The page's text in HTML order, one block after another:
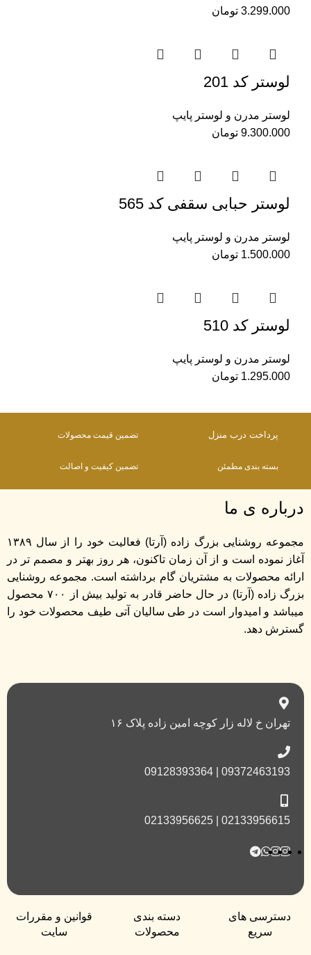
3.299.000 تومان
لوستر کد 201
لوستر مدرن و لوستر پایپ
9.300.000 تومان
لوستر حبابی سقفی کد 565
لوستر مدرن و لوستر پایپ
1.500.000 تومان
لوستر کد 510
لوستر مدرن و لوستر پایپ
1.295.000 تومان
پرداخت درب منزل تضمین قیمت محصولات
بسته بندی مطمئن تضمین کیفیت و اصالت
درباره ی ما
مجموعه روشنایی بزرگ زاده (آرتا) فعالیت خود را از سال ۱۳۸۹
آغاز نموده است و از آن زمان تاکنون، هر روز بهتر و مصمم تر در
ارائه محصولات به مشتریان گام برداشته است. مجموعه روشنایی
بزرگ زاده (آرتا) در حال حاضر قادر به تولید بیش از ۷۰۰ محصول
میباشد و امیدوار است در طی سالیان آتی طیف محصولات خود را
گسترش دهد.
تهران خ لاله زار کوچه امین زاده پلاک ۱۶
09372463193 | 09128393364
02133956615 | 02133956625
دسترسی های
سریع
دسته بندی
محصولات
قوانین و مقررات
سایت